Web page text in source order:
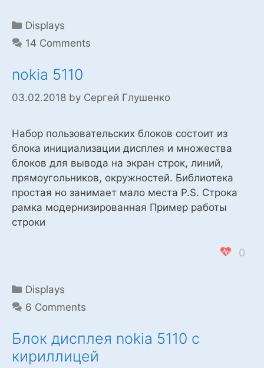
Categories
Displays
14 Comments
nokia 5110
03.02.2018 by Сергей Глушенко
Набор пользовательских блоков состоит из
блока инициализации дисплея и множества
блоков для вывода на экран строк, линий,
прямоугольников, окружностей. Библиотека
простая но занимает мало места P.S. Cтрока
рамка модернизированная Пример работы
строки
0
Categories
Displays
6 Comments
Блок дисплея nokia 5110 c
кириллицей